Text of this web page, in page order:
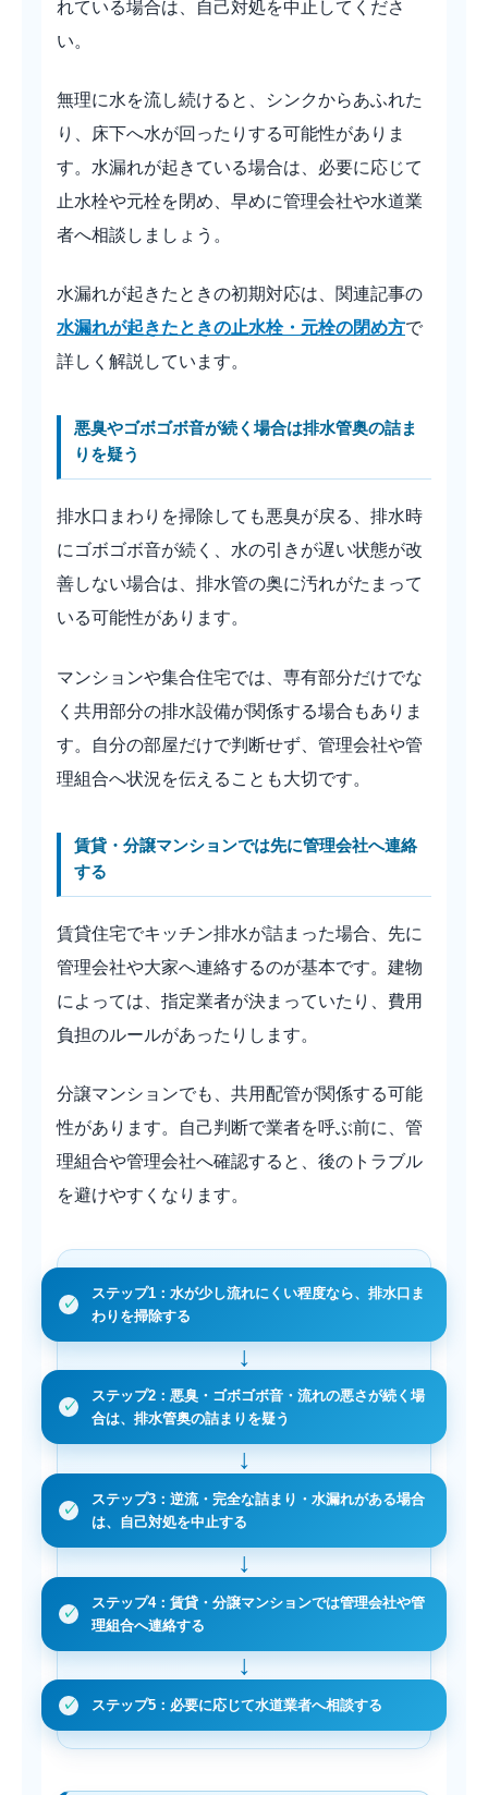
れている場合は、自己対処を中止してくださ
い。
無理に水を流し続けると、シンクからあふれた
り、床下へ水が回ったりする可能性がありま
す。水漏れが起きている場合は、必要に応じて
止水栓や元栓を閉め、早めに管理会社や水道業
者へ相談しましょう。
水漏れが起きたときの初期対応は、関連記事の
水漏れが起きたときの止水栓・元栓の閉め方で
詳しく解説しています。
悪臭やゴボゴボ音が続く場合は排水管奥の詰ま
りを疑う
排水口まわりを掃除しても悪臭が戻る、排水時
にゴボゴボ音が続く、水の引きが遅い状態が改
善しない場合は、排水管の奥に汚れがたまって
いる可能性があります。
マンションや集合住宅では、専有部分だけでな
く共用部分の排水設備が関係する場合もありま
す。自分の部屋だけで判断せず、管理会社や管
理組合へ状況を伝えることも大切です。
賃貸・分譲マンションでは先に管理会社へ連絡
する
賃貸住宅でキッチン排水が詰まった場合、先に
管理会社や大家へ連絡するのが基本です。建物
によっては、指定業者が決まっていたり、費用
負担のルールがあったりします。
分譲マンションでも、共用配管が関係する可能
性があります。自己判断で業者を呼ぶ前に、管
理組合や管理会社へ確認すると、後のトラブル
を避けやすくなります。
ステップ1：水が少し流れにくい程度なら、排水口ま
わりを掃除する
ステップ2：悪臭・ゴボゴボ音・流れの悪さが続く場
合は、排水管奥の詰まりを疑う
ステップ3：逆流・完全な詰まり・水漏れがある場合
は、自己対処を中止する
ステップ4：賃貸・分譲マンションでは管理会社や管
理組合へ連絡する
ステップ5：必要に応じて水道業者へ相談する